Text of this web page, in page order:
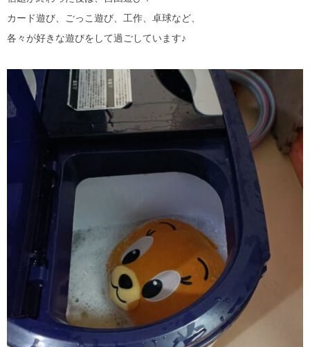
カード遊び、ごっこ遊び、工作、卓球など、
各々が好きな遊びをして過ごしています♪